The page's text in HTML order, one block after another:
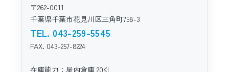
〒262-0011
千葉県千葉市花見川区三角町758-3
TEL. 043-259-5545
FAX. 043-257-8224
在庫能力：屋内倉庫 20KL